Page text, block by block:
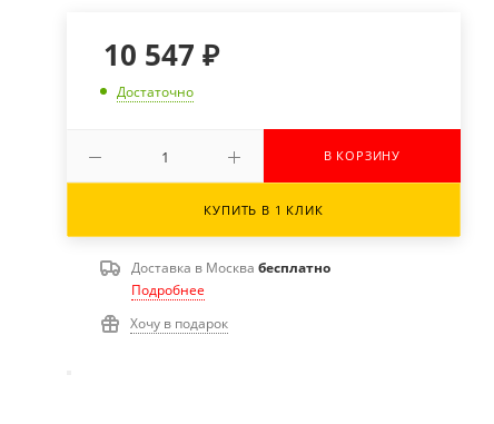
10 547 ₽
Достаточно
В КОРЗИНУ
КУПИТЬ В 1 КЛИК
Доставка в Москва бесплатно
Подробнее
Хочу в подарок